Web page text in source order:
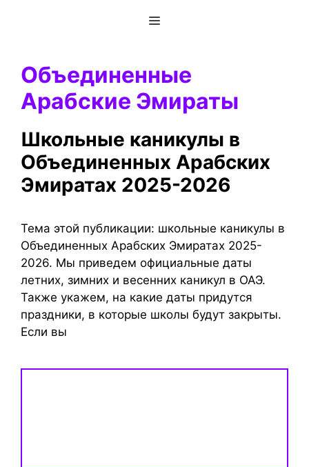
Меню
Объединенные
Арабские Эмираты
Школьные каникулы в
Объединенных Арабских
Эмиратах 2025-2026
Тема этой публикации: школьные каникулы в
Объединенных Арабских Эмиратах 2025-
2026. Мы приведем официальные даты
летних, зимних и весенних каникул в ОАЭ.
Также укажем, на какие даты придутся
праздники, в которые школы будут закрыты.
Если вы